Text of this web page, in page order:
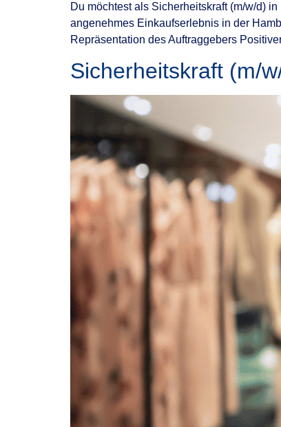
Du möchtest als Sicherheitskraft (m/w/d)
angenehmes Einkaufserlebnis in der
Repräsentation des Auftraggebers
Sicherheitskraft (m/